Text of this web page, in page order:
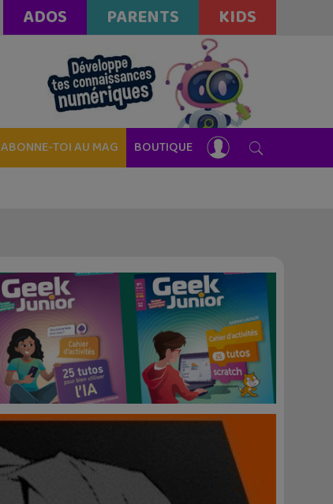
ADOS PARENTS KIDS
ABONNE-TOI AU MAG BOUTIQUE